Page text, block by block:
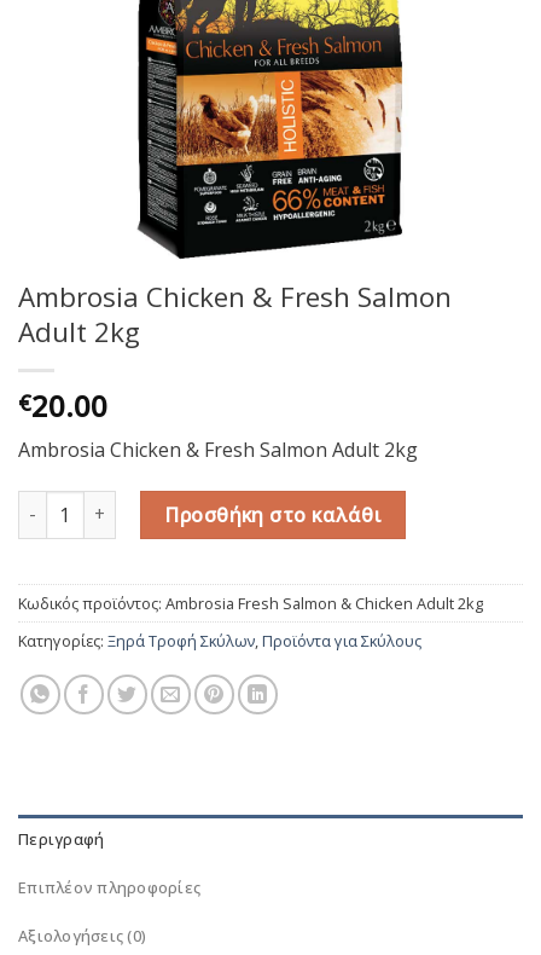
Ambrosia Chicken & Fresh Salmon
Adult 2kg
€20.00
Ambrosia Chicken & Fresh Salmon Adult 2kg
Ambrosia Chicken & Fresh Salmon Adult 2kg ποσότητα
Προσθήκη στο καλάθι
Κωδικός προϊόντος: Ambrosia Fresh Salmon & Chicken Adult 2kg
Κατηγορίες: Ξηρά Τροφή Σκύλων,Προϊόντα για Σκύλους
Περιγραφή
Επιπλέον πληροφορίες
Αξιολογήσεις (0)